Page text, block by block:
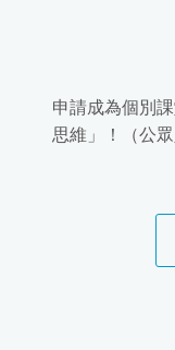
申請成為個別
思維」！（公